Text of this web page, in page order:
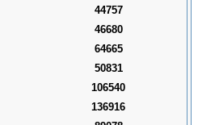
44757
46680
64665
50831
106540
136916